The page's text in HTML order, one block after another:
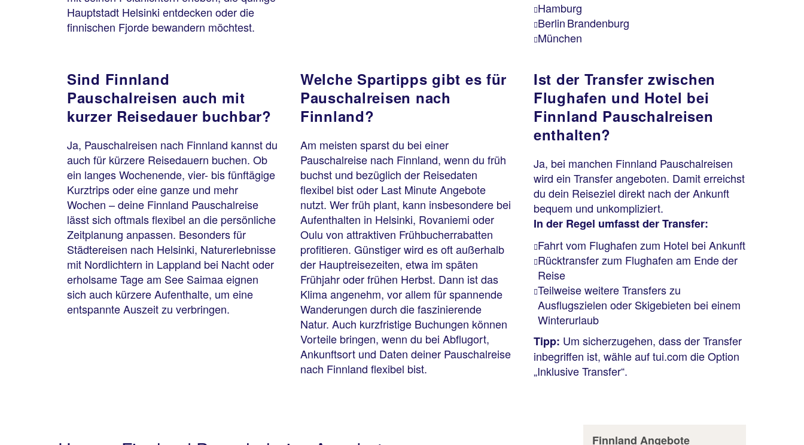
Hauptstadt Helsinki entdecken oder die
finnischen Fjorde bewandern möchtest.
Hamburg
Berlin Brandenburg
München
Sind Finnland
Pauschalreisen auch mit
kurzer Reisedauer buchbar?
Ja, Pauschalreisen nach Finnland kannst du
auch für kürzere Reisedauern buchen. Ob
ein langes Wochenende, vier- bis fünftägige
Kurztrips oder eine ganze und mehr
Wochen – deine Finnland Pauschalreise
lässt sich oftmals flexibel an die persönliche
Zeitplanung anpassen. Besonders für
Städtereisen nach Helsinki, Naturerlebnisse
mit Nordlichtern in Lappland bei Nacht oder
erholsame Tage am See Saimaa eignen
sich auch kürzere Aufenthalte, um eine
entspannte Auszeit zu verbringen.
Welche Spartipps gibt es für
Pauschalreisen nach
Finnland?
Am meisten sparst du bei einer
Pauschalreise nach Finnland, wenn du früh
buchst und bezüglich der Reisedaten
flexibel bist oder Last Minute Angebote
nutzt. Wer früh plant, kann insbesondere bei
Aufenthalten in Helsinki, Rovaniemi oder
Oulu von attraktiven Frühbucherrabatten
profitieren. Günstiger wird es oft außerhalb
der Hauptreisezeiten, etwa im späten
Frühjahr oder frühen Herbst. Dann ist das
Klima angenehm, vor allem für spannende
Wanderungen durch die faszinierende
Natur. Auch kurzfristige Buchungen können
Vorteile bringen, wenn du bei Abflugort,
Ankunftsort und Daten deiner Pauschalreise
nach Finnland flexibel bist.
Ist der Transfer zwischen
Flughafen und Hotel bei
Finnland Pauschalreisen
enthalten?
Ja, bei manchen Finnland Pauschalreisen
wird ein Transfer angeboten. Damit erreichst
du dein Reiseziel direkt nach der Ankunft
bequem und unkompliziert.
In der Regel umfasst der Transfer:
Fahrt vom Flughafen zum Hotel bei Ankunft
Rücktransfer zum Flughafen am Ende der
Reise
Teilweise weitere Transfers zu
Ausflugszielen oder Skigebieten bei einem
Winterurlaub
Tipp: Um sicherzugehen, dass der Transfer
inbegriffen ist, wähle auf tui.com die Option
„Inklusive Transfer“.
Finnland Angebote